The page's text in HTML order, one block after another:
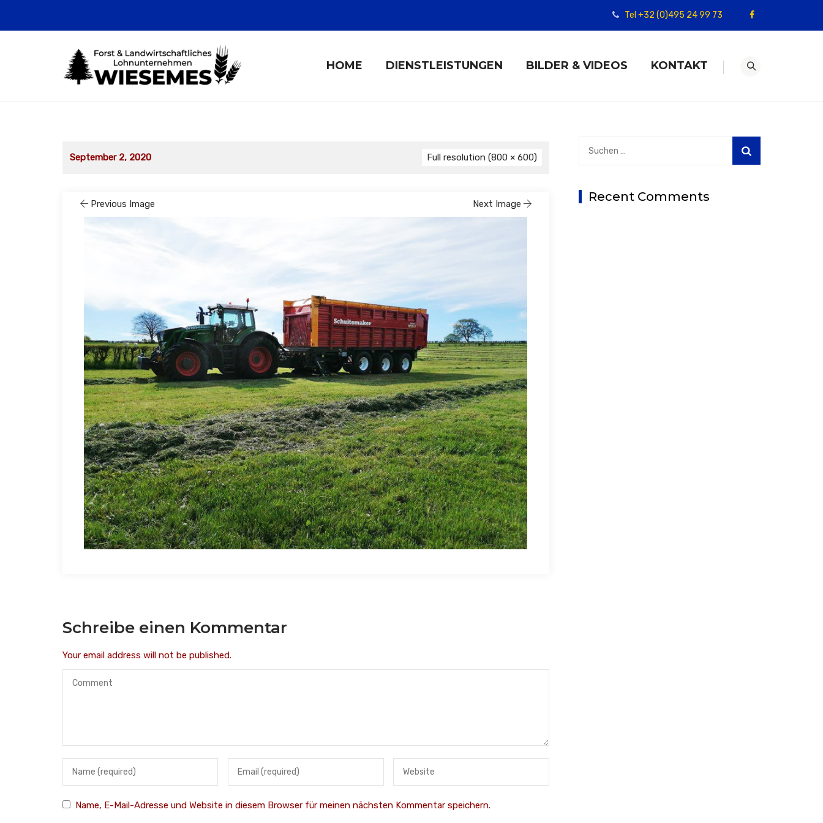
Tel +32 (0)495 24 99 73
HOME DIENSTLEISTUNGEN BILDER & VIDEOS KONTAKT
September 2, 2020 Full resolution (800 × 600)
Previous Image Next Image
Schreibe einen Kommentar
Your email address will not be published.
Name, E-Mail-Adresse und Website in diesem Browser für meinen nächsten Kommentar speichern.
Recent Comments